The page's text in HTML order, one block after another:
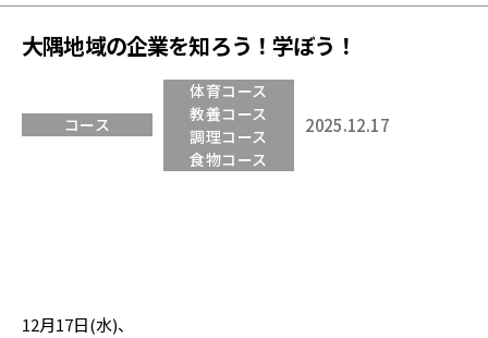
高
等
学大隅地域の企業を知ろう！学ぼう！
コース
体育コース
教養コース
調理コース
食物コース
2025.12.17
12月17日(水)、